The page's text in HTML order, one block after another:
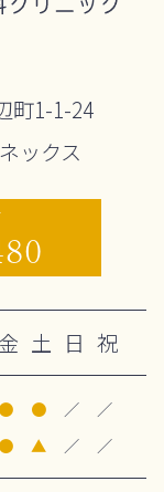
町1-1-24
ックス
金 土 日 祝
● ● ／ ／
● ▲ ／ ／